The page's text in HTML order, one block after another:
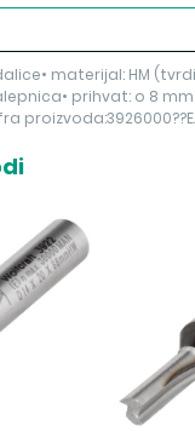
materijal: HM
prihvat: o 8